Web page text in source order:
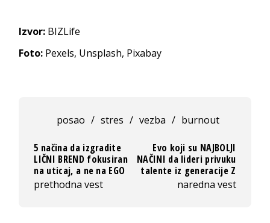
Izvor: BIZLife
Foto: Pexels, Unsplash, Pixabay
posao / stres / vezba / burnout
5 načina da izgradite
LIČNI BREND fokusiran
na uticaj, a ne na EGO
prethodna vest
Evo koji su NAJBOLJI
NAČINI da lideri privuku
talente iz generacije Z
naredna vest